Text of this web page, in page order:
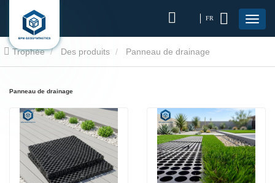
FR
Trophée Des produits Panneau de drainage
Panneau de drainage